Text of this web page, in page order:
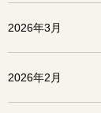
2026年3月
2026年2月